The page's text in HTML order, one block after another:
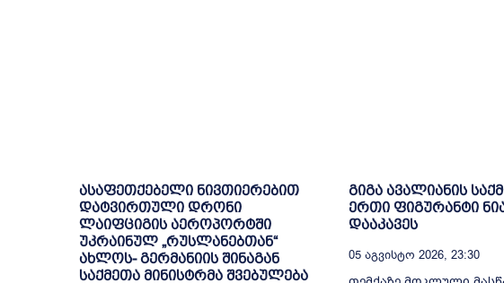
ასაფეთქებელი ნივთიერებით
დატვირთული დრონი
ლაიფციგის აეროპორტში
უკრაინულ „რუსლანებთან“
ახლოს- გერმანიის შინაგან
საქმეთა მინისტრმა შვებულება
გიგა ავალიანის
ერთი ფიგურანტი ნია
დააკავეს
05 Აგვისტო 2026, 23:30